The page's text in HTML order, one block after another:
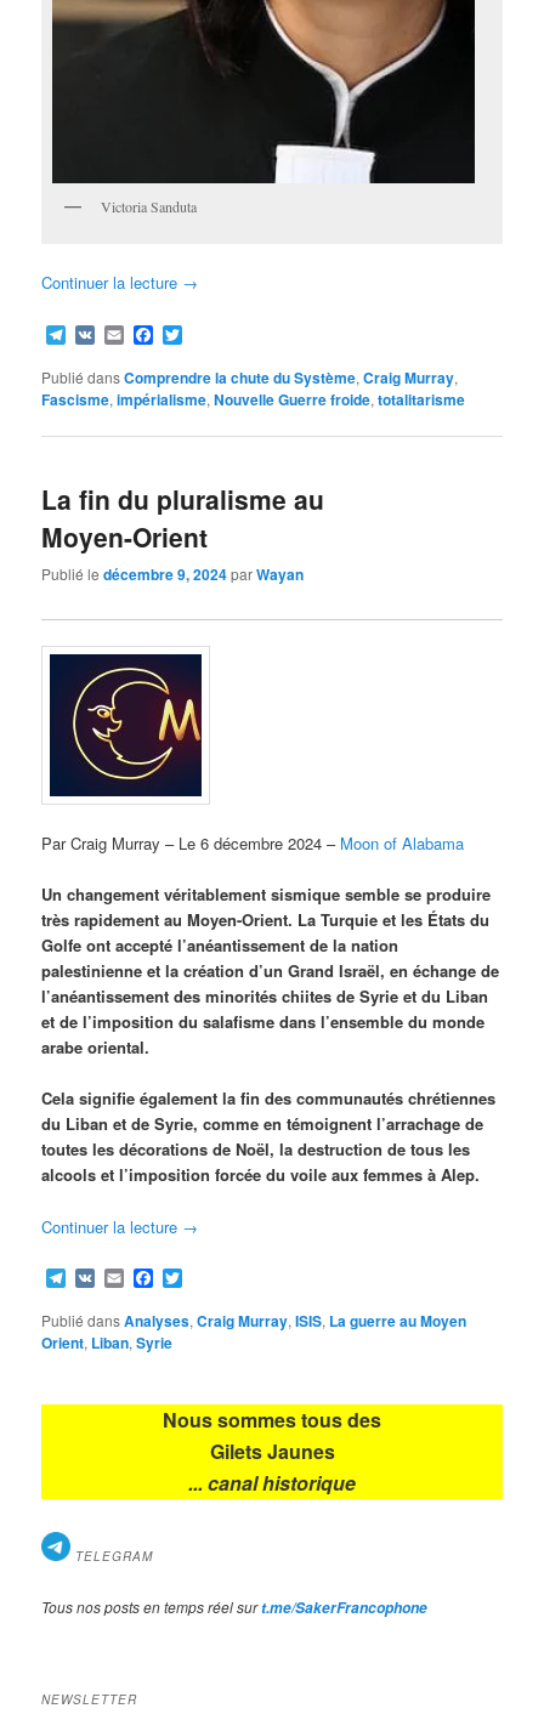
Victoria Sanduta
Continuer la lecture →
Telegram
VK EmailFacebook
Publié dansComprendre la chute du Système,Craig Murray,
Fascisme,impérialisme,Nouvelle Guerre froide,totalitarisme
La fin du pluralisme au
Moyen-Orient
Publié ledécembre 9, 2024parWayan
Par Craig Murray – Le 6 décembre 2024 – Moon of Alabama
Un changement véritablement sismique semble se produire
très rapidement au Moyen-Orient. La Turquie et les États du
Golfe ont accepté l’anéantissement de la nation
palestinienne et la création d’un Grand Israël, en échange de
l’anéantissement des minorités chiites de Syrie et du Liban
et de l’imposition du salafisme dans l’ensemble du monde
arabe oriental.
Cela signifie également la fin des communautés chrétiennes
du Liban et de Syrie, comme en témoignent l’arrachage de
toutes les décorations de Noël, la destruction de tous les
alcools et l’imposition forcée du voile aux femmes à Alep.
Continuer la lecture →
Telegram
VK EmailFacebook
Publié dansAnalyses,Craig Murray,ISIS, La guerre au Moyen
Orient, Liban,Syrie
Nous sommes tous des
Gilets Jaunes
... canal historique
TELEGRAM
Tous nos posts en temps réel surt.me/SakerFrancophone
NEWSLETTER